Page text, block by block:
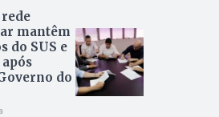
mantêm
do SUS e
do